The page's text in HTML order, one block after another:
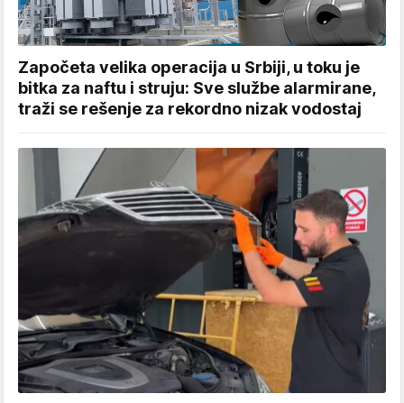
Započeta velika operacija u Srbiji, u toku je
bitka za naftu i struju: Sve službe alarmirane,
traži se rešenje za rekordno nizak vodostaj